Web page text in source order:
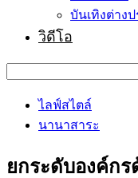
บันเทิงต่างป
วิดีโอ
ไลฟ์สไตล์
นานาสาระ
ยกระดับองค์กร